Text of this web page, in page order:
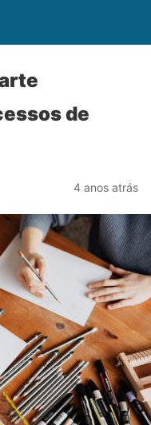
de
4 anos atrás